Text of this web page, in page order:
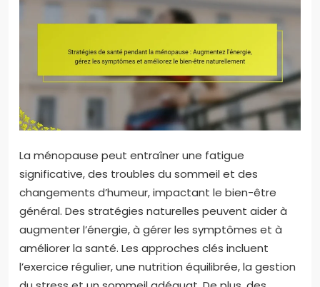
La ménopause peut entraîner une fatigue
significative, des troubles du sommeil et des
changements d’humeur, impactant le bien-être
général. Des stratégies naturelles peuvent aider à
augmenter l’énergie, à gérer les symptômes et à
améliorer la santé. Les approches clés incluent
l’exercice régulier, une nutrition équilibrée, la gestion